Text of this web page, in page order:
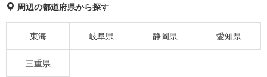
周辺の都道府県から探す
東海 岐阜県 静岡県 愛知県
三重県